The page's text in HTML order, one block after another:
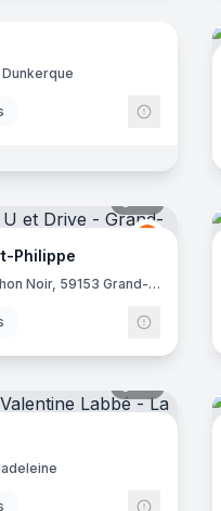
Groupe U
Philippe
Avenue Pierre Pleuvret, Le Cochon Noir, 59153 Grand-Fort-Philippe